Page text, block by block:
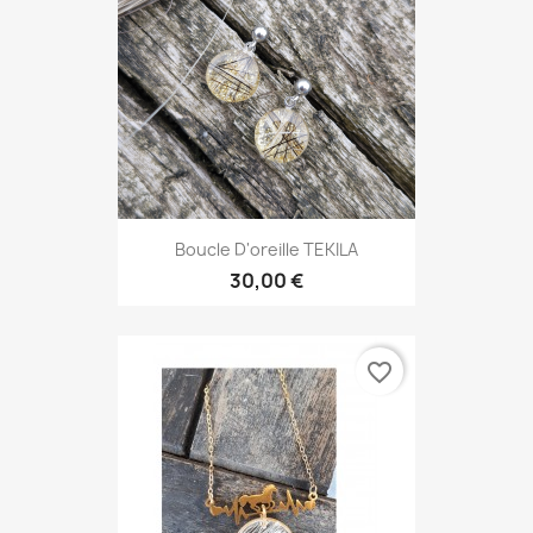
Boucle D'oreille TEKILA
30,00 €
favorite_border